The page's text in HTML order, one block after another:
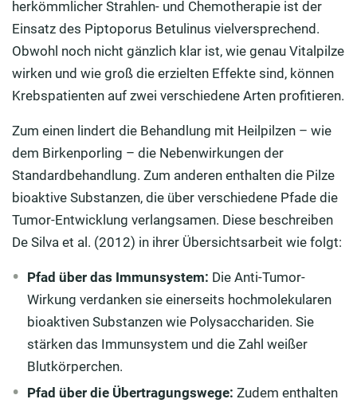
herkömmlicher Strahlen- und Chemotherapie ist der
Einsatz des Piptoporus Betulinus vielversprechend.
Obwohl noch nicht gänzlich klar ist, wie genau Vitalpilze
wirken und wie groß die erzielten Effekte sind, können
Krebspatienten auf zwei verschiedene Arten profitieren.
Zum einen lindert die Behandlung mit Heilpilzen – wie
dem Birkenporling – die Nebenwirkungen der
Standardbehandlung. Zum anderen enthalten die Pilze
bioaktive Substanzen, die über verschiedene Pfade die
Tumor-Entwicklung verlangsamen. Diese beschreiben
De Silva et al. (2012) in ihrer Übersichtsarbeit wie folgt:
Pfad über das Immunsystem: Die Anti-Tumor-
Wirkung verdanken sie einerseits hochmolekularen
bioaktiven Substanzen wie Polysacchariden. Sie
stärken das Immunsystem und die Zahl weißer
Blutkörperchen.
Pfad über die Übertragungswege: Zudem enthalten